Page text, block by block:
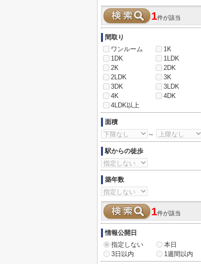
1件が該当
間取り
ワンルーム
1K
1DK
1LDK
2K
2DK
2LDK
3K
3DK
3LDK
4K
4DK
4LDK以上
面積
～
駅からの徒歩
築年数
1件が該当
情報公開日
指定しない
本日
3日以内
1週間以内